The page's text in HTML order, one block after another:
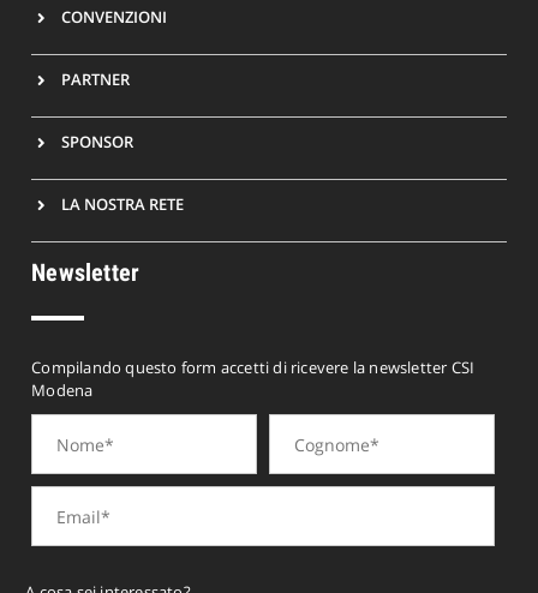
CONVENZIONI
PARTNER
SPONSOR
LA NOSTRA RETE
Newsletter
Compilando questo form accetti di ricevere la newsletter CSI
Modena